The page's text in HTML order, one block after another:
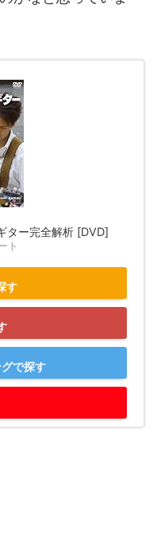
ター完全解析 [DVD]
ト
す
で探す